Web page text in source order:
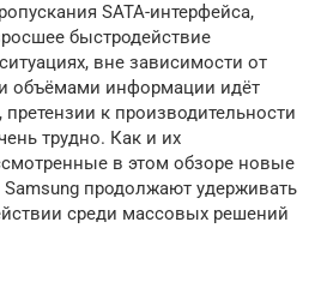
SATA-интерфейса,
быстродействие
вне зависимости от
объёмами информации идёт
к производительности
трудно. Как и их
в этом обзоре новые
продолжают удерживать
среди массовых решений